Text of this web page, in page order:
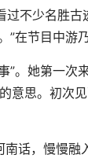
不少名胜古
在节目中游
。她第一次
意思。初次
话，慢慢融